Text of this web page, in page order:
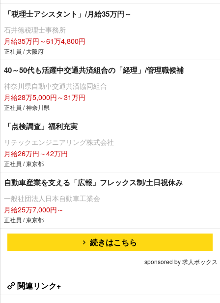
「税理士アシスタント」/月給35万円～
石井徳税理士事務所
月給35万円～61万4,800円
正社員 / 大阪府
40～50代も活躍中交通共済組合の「経理」/管理職候補
神奈川県自動車交通共済協同組合
月給28万5,000円～31万円
正社員 / 神奈川県
「点検調査」福利充実
リテックエンジニアリング株式会社
月給26万円～42万円
正社員 / 東京都
自動車産業を支える「広報」フレックス制/土日祝休み
一般社団法人日本自動車工業会
月給25万7,000円～
正社員 / 東京都
続きはこちら
sponsored by 求人ボックス
関連リンク+